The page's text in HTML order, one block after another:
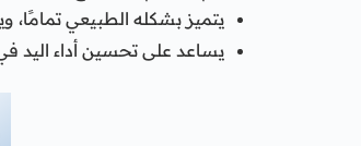
يتميز بشكله الطبيعي تمامًا،
يساعد على تحسين أداء اليد